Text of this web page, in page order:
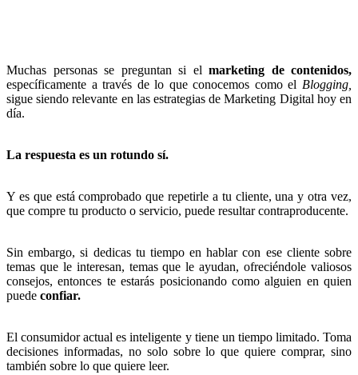
Muchas personas se preguntan si el marketing de contenidos,
específicamente a través de lo que conocemos como el Blogging,
sigue siendo relevante en las estrategias de Marketing Digital hoy en
día.
La respuesta es un rotundo sí.
Y es que está comprobado que repetirle a tu cliente, una y otra vez,
que compre tu producto o servicio, puede resultar contraproducente.
Sin embargo, si dedicas tu tiempo en hablar con ese cliente sobre
temas que le interesan, temas que le ayudan, ofreciéndole valiosos
consejos, entonces te estarás posicionando como alguien en quien
puede confiar.
El consumidor actual es inteligente y tiene un tiempo limitado. Toma
decisiones informadas, no solo sobre lo que quiere comprar, sino
también sobre lo que quiere leer.